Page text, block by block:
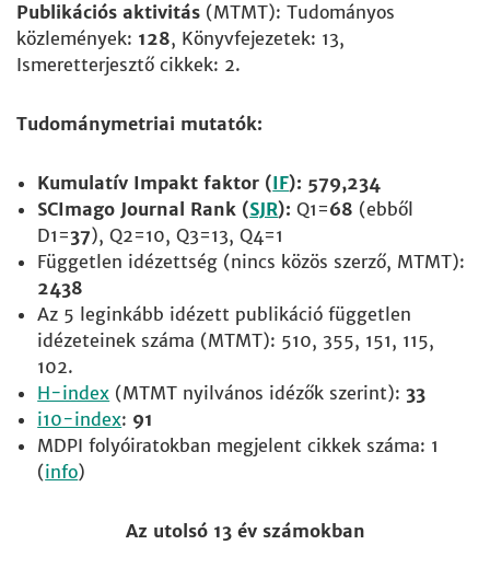
Publikációs aktivitás (MTMT): Tudományos
közlemények: 128, Könyvfejezetek: 13,
Ismeretterjesztő cikkek: 2.
Tudománymetriai mutatók:
Kumulatív Impakt faktor (IF): 579,234
SCImago Journal Rank (SJR): Q1=68 (ebből
D1=37), Q2=10, Q3=13, Q4=1
Független idézettség (nincs közös szerző, MTMT):
2438
Az 5 leginkább idézett publikáció független
idézeteinek száma (MTMT): 510, 355, 151, 115,
102.
H-index (MTMT nyilvános idézők szerint):33
i10-index: 91
MDPI folyóiratokban megjelent cikkek száma: 1
(info)
Az utolsó 13 év számokban